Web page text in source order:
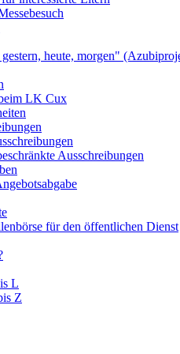
heute, morgen"
LK Cux
Ausschreibungen
für den öffentlichen Dienst
L
Z